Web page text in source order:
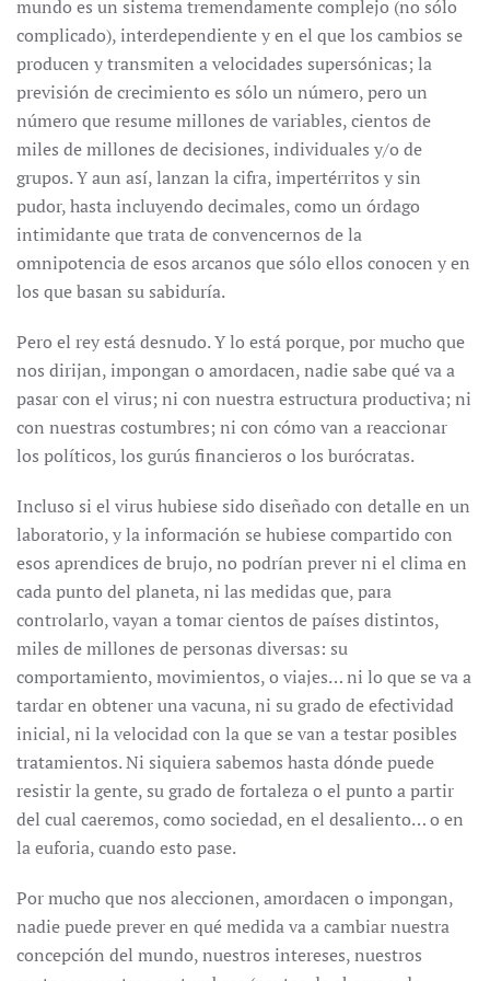
mundo es un sistema tremendamente complejo (no sólo
complicado), interdependiente y en el que los cambios se
producen y transmiten a velocidades supersónicas; la
previsión de crecimiento es sólo un número, pero un
número que resume millones de variables, cientos de
miles de millones de decisiones, individuales y/o de
grupos. Y aun así, lanzan la cifra, impertérritos y sin
pudor, hasta incluyendo decimales, como un órdago
intimidante que trata de convencernos de la
omnipotencia de esos arcanos que sólo ellos conocen y en
los que basan su sabiduría.
Pero el rey está desnudo. Y lo está porque, por mucho que
nos dirijan, impongan o amordacen, nadie sabe qué va a
pasar con el virus; ni con nuestra estructura productiva; ni
con nuestras costumbres; ni con cómo van a reaccionar
los políticos, los gurús financieros o los burócratas.
Incluso si el virus hubiese sido diseñado con detalle en un
laboratorio, y la información se hubiese compartido con
esos aprendices de brujo, no podrían prever ni el clima en
cada punto del planeta, ni las medidas que, para
controlarlo, vayan a tomar cientos de países distintos,
miles de millones de personas diversas: su
comportamiento, movimientos, o viajes… ni lo que se va a
tardar en obtener una vacuna, ni su grado de efectividad
inicial, ni la velocidad con la que se van a testar posibles
tratamientos. Ni siquiera sabemos hasta dónde puede
resistir la gente, su grado de fortaleza o el punto a partir
del cual caeremos, como sociedad, en el desaliento… o en
la euforia, cuando esto pase.
Por mucho que nos aleccionen, amordacen o impongan,
nadie puede prever en qué medida va a cambiar nuestra
concepción del mundo, nuestros intereses, nuestros